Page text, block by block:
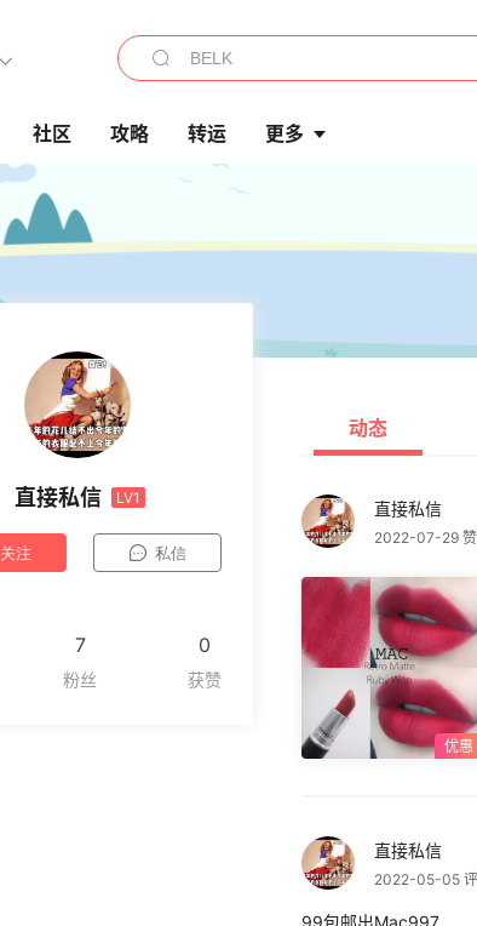
社区 攻略 转运 更多
直接私信 LV1
关注 私信
7 0
动态
直接私信
2022-07-29
直接私信
2022-05-05
99包邮出Mac997